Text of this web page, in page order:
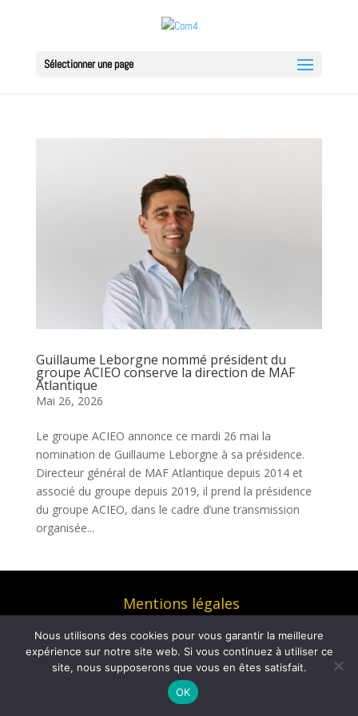
Sélectionner une page
Guillaume Leborgne nommé président du
groupe ACIEO conserve la direction de MAF
Atlantique
Mai 26, 2026
Le groupe ACIEO annonce ce mardi 26 mai la
nomination de Guillaume Leborgne à sa présidence.
Directeur général de MAF Atlantique depuis 2014 et
associé du groupe depuis 2019, il prend la présidence
du groupe ACIEO, dans le cadre d’une transmission
organisée...
Mentions légales
media 2026 – Tous droits réservés | Réalisé par
Ultrasyd Informatique
Nous utilisons des cookies pour vous garantir la meilleure
expérience sur notre site web. Si vous continuez à utiliser ce
site, nous supposerons que vous en êtes satisfait.
OK